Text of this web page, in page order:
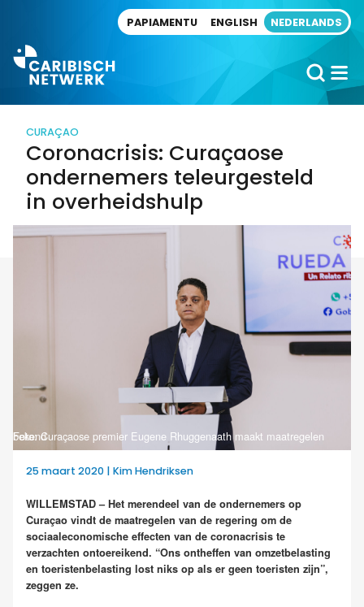
PAPIAMENTU ENGLISH NEDERLANDS
CURAÇAO
Coronacrisis: Curaçaose
ondernemers teleurgesteld
in overheidshulp
Foto: Curaçaose premier Eugene Rhuggenaath maakt maatregelen bekend
25 maart 2020 | Kim Hendriksen
WILLEMSTAD – Het merendeel van de ondernemers op
Curaçao vindt de maatregelen van de regering om de
sociaaleconomische effecten van de coronacrisis te
verzachten ontoereikend. “Ons ontheffen van omzetbelasting
en toeristenbelasting lost niks op als er geen toeristen zijn”,
zeggen ze.